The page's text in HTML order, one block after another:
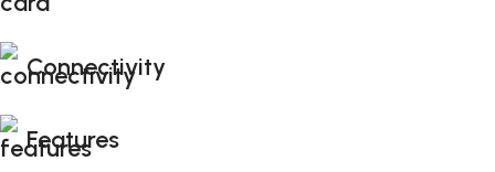
Connectivity
Features